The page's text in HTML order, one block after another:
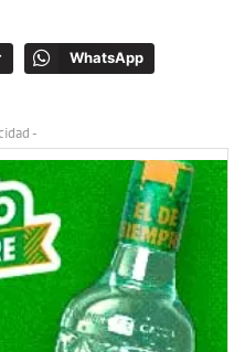
WhatsApp
-